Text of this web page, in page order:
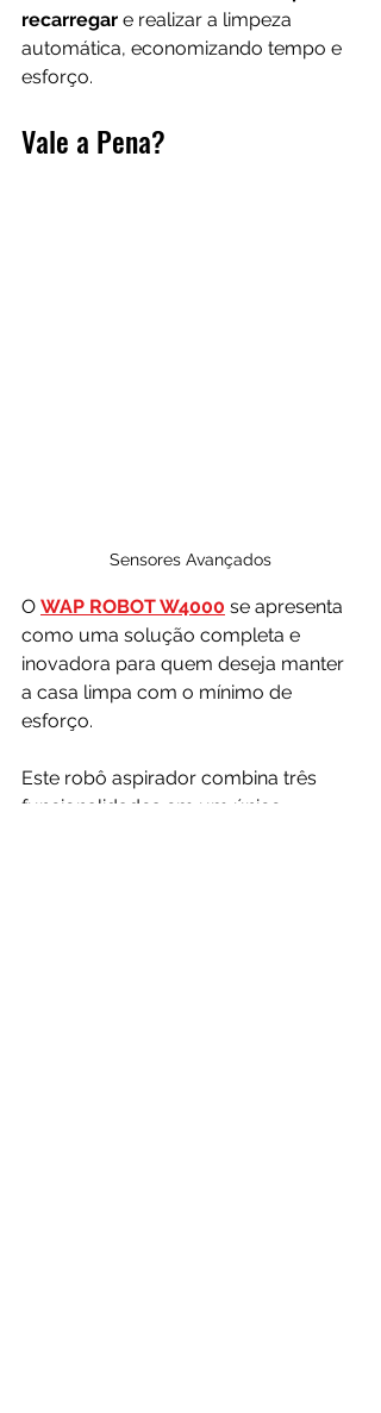
recarregar e realizar a limpeza
automática, economizando tempo e
esforço.
Vale a Pena?
Sensores Avançados
O WAP ROBOT W4000 se apresenta
como uma solução completa e
inovadora para quem deseja manter
a casa limpa com o mínimo de
esforço.
Este robô aspirador combina três
funcionalidades em um único